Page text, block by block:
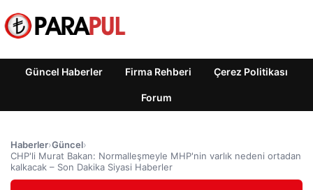
Güncel Haberler Firma Rehberi Çerez Politikası
Forum
Haberler›Güncel›
CHP'li Murat Bakan: Normalleşmeyle MHP'nin varlık nedeni ortadan
kalkacak – Son Dakika Siyasi Haberler